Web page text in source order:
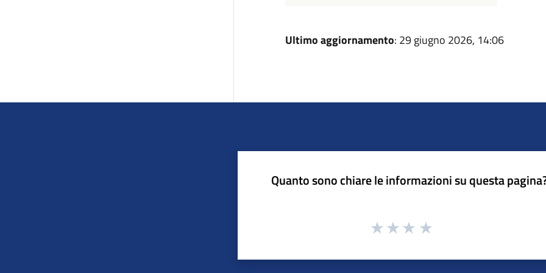
Ultimo aggiornamento: 29 giugno 2026, 14:06
Quanto sono chiare le informazioni su questa